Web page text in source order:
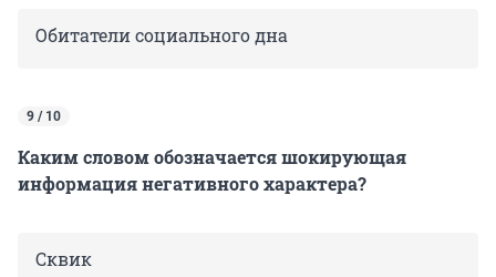
Обитатели социального дна
9 / 10
Каким словом обозначается шокирующая
информация негативного характера?
Сквик